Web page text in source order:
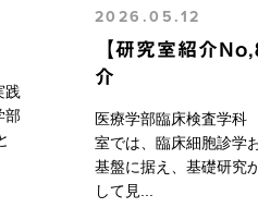
践
部
2026.05.12
【研究室紹介
介
医療学部臨床検査学
室では、臨床細胞診学
基盤に据え、基礎研究
して見...